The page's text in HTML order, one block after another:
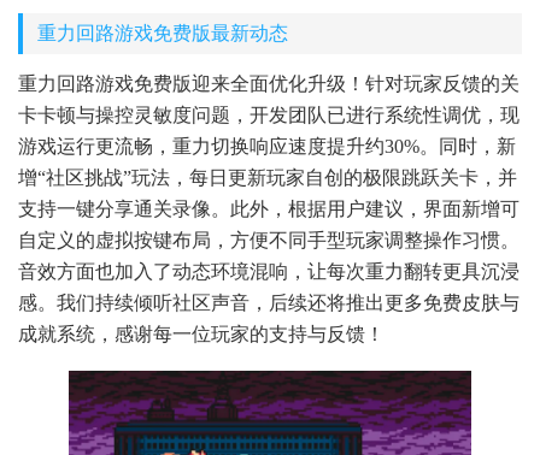
重力回路游戏免费版最新动态
重力回路游戏免费版迎来全面优化升级！针对玩家反馈的关
卡卡顿与操控灵敏度问题，开发团队已进行系统性调优，现
游戏运行更流畅，重力切换响应速度提升约30%。同时，新
增“社区挑战”玩法，每日更新玩家自创的极限跳跃关卡，并
支持一键分享通关录像。此外，根据用户建议，界面新增可
自定义的虚拟按键布局，方便不同手型玩家调整操作习惯。
音效方面也加入了动态环境混响，让每次重力翻转更具沉浸
感。我们持续倾听社区声音，后续还将推出更多免费皮肤与
成就系统，感谢每一位玩家的支持与反馈！